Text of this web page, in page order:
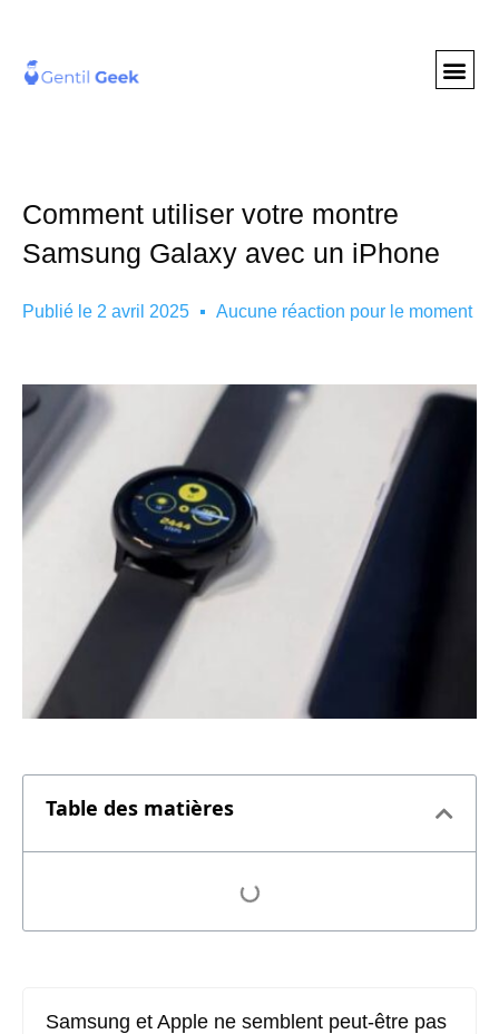
Comment utiliser votre montre
Samsung Galaxy avec un iPhone
Publié le 2 avril 2025 Aucune réaction pour le moment
Table des matières
Samsung et Apple ne semblent peut-être pas